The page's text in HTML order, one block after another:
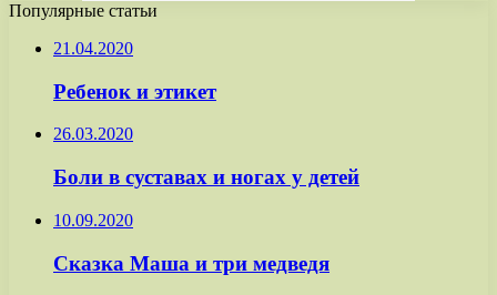
Популярные статьи
21.04.2020
Ребенок и этикет
26.03.2020
Боли в суставах и ногах у детей
10.09.2020
Сказка Маша и три медведя